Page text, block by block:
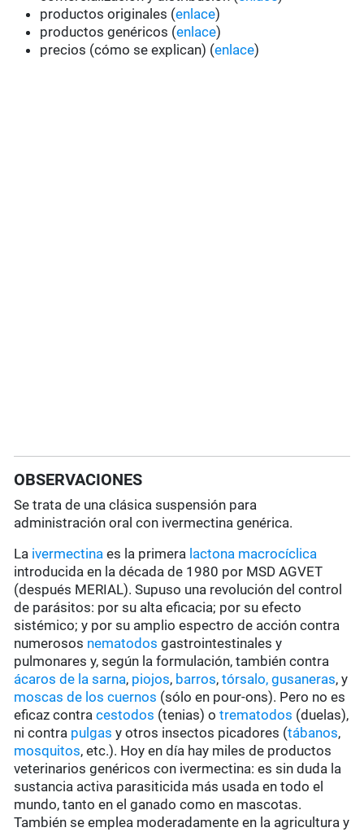
productos originales (enlace)
productos genéricos (enlace)
precios (cómo se explican) (enlace)
OBSERVACIONES
Se trata de una clásica suspensión para
administración oral con ivermectina genérica.
La ivermectina es la primera lactona macrocíclica
introducida en la década de 1980 por MSD AGVET
(después MERIAL). Supuso una revolución del control
de parásitos: por su alta eficacia; por su efecto
sistémico; y por su amplio espectro de acción contra
numerosos nematodos gastrointestinales y
pulmonares y, según la formulación, también contra
ácaros de la sarna, piojos, barros,tórsalo,gusaneras, y
moscas de los cuernos (sólo en pour-ons). Pero no es
eficaz contracestodos (tenias) otrematodos (duelas),
ni contra pulgas y otros insectos picadores (tábanos,
mosquitos, etc.). Hoy en día hay miles de productos
veterinarios genéricos con ivermectina: es sin duda la
sustancia activa parasiticida más usada en todo el
mundo, tanto en el ganado como en mascotas.
También se emplea moderadamente en la agricultura y